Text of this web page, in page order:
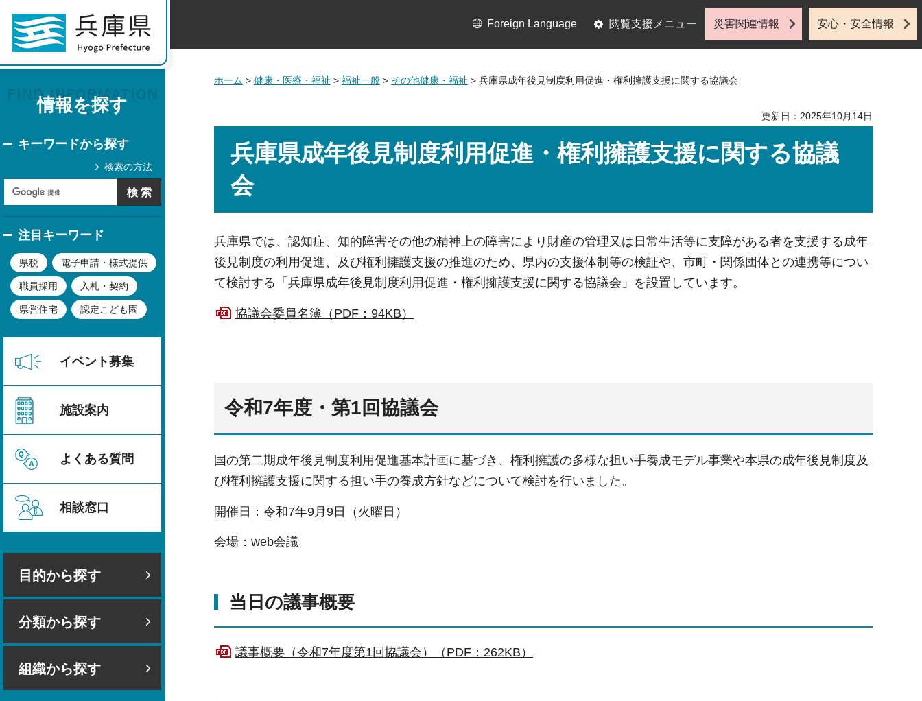
情報を探す
キーワードから探す
検索の方法
注目キーワード
県税 電子申請・様式提供
職員採用 入札・契約
県営住宅 認定こども園
イベント募集
施設案内
よくある質問
相談窓口
目的から探す
分類から探す
組織から探す
Foreign Language 閲覧支援メニュー 災害関連情報 安心・安全情報
ホーム > 健康・医療・福祉 > 福祉一般 > その他健康・福祉 > 兵庫県成年後見制度利用促進・権利擁護支援に関する協議会
更新日：2025年10月14日
兵庫県成年後見制度利用促進・権利擁護支援に関する協議
会
兵庫県では、認知症、知的障害その他の精神上の障害により財産の管理又は日常生活等に支障がある者を支援する成年
後見制度の利用促進、及び権利擁護支援の推進のため、県内の支援体制等の検証や、市町・関係団体との連携等につい
て検討する「兵庫県成年後見制度利用促進・権利擁護支援に関する協議会」を設置しています。
協議会委員名簿（PDF：94KB）
令和7年度・第1回協議会
国の第二期成年後見制度利用促進基本計画に基づき、権利擁護の多様な担い手養成モデル事業や本県の成年後見制度及
び権利擁護支援に関する担い手の養成方針などについて検討を行いました。
開催日：令和7年9月9日（火曜日）
会場：web会議
当日の議事概要
議事概要（令和7年度第1回協議会）（PDF：262KB）